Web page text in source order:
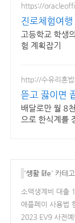
https://
진로체험여행
고등학교 학생
험 계획잡기
http://수유리혼
뜯고 끓이면
배달로만 월 8
으로 한식계를
'생활 life' 카테
소액생계비 대출
(0)
애플페이 사용법
(0)
2023 EV9 사전예